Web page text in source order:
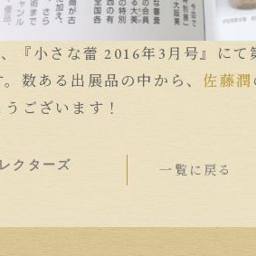
『小さな蕾 2016年3月号』に
数ある出展品の中から、 佐藤潤
ございます！
クターズ 一覧に戻る